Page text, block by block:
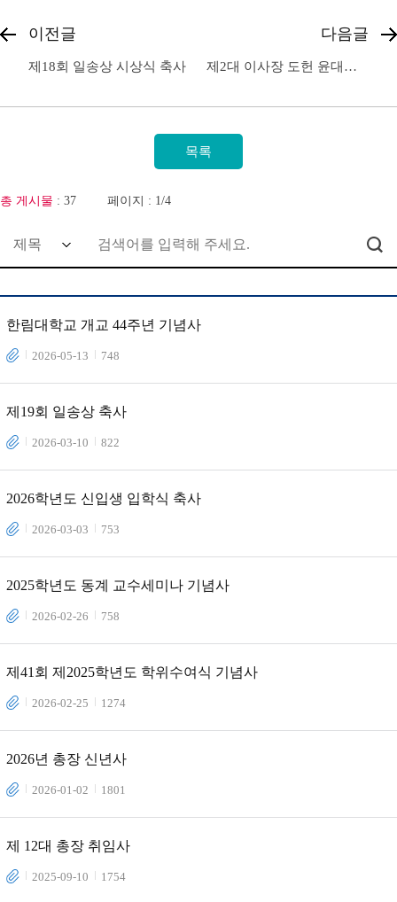
이전글
제18회 일송상 시상식 축사
다음글
제2대 이사장 도헌 윤대원 박사 흉상 제막식 개회사
총 게시물 : 37 페이지 : 1/4
한림대학교 개교 44주년 기념사
2026-05-13 748
제19회 일송상 축사
2026-03-10 822
2026학년도 신입생 입학식 축사
2026-03-03 753
2025학년도 동계 교수세미나 기념사
2026-02-26 758
제41회 제2025학년도 학위수여식 기념사
2026-02-25 1274
2026년 총장 신년사
2026-01-02 1801
제 12대 총장 취임사
2025-09-10 1754